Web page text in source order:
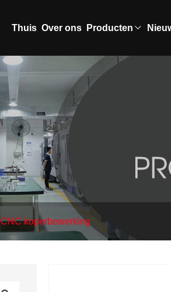
Thuis Over ons Producten
CNC koperbewerking